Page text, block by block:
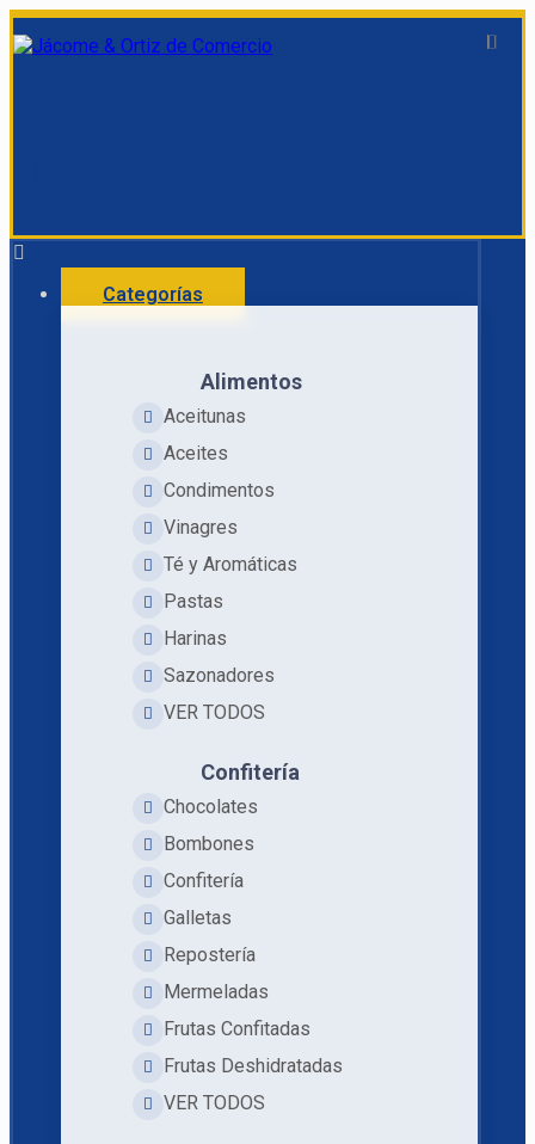
Categorías
Alimentos
Aceitunas
Aceites
Condimentos
Vinagres
Té y Aromáticas
Pastas
Harinas
Sazonadores
VER TODOS
Confitería
Chocolates
Bombones
Confitería
Galletas
Repostería
Mermeladas
Frutas Confitadas
Frutas Deshidratadas
VER TODOS